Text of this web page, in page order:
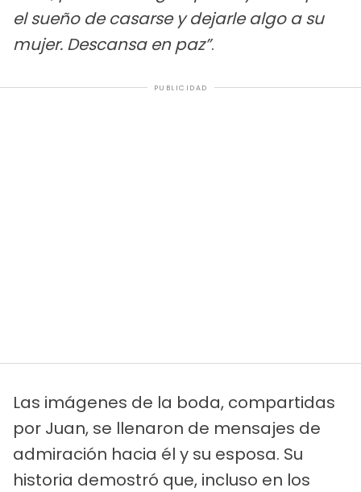
el sueño de casarse y dejarle algo a su
mujer. Descansa en paz”.
PUBLICIDAD
Las imágenes de la boda, compartidas
por Juan, se llenaron de mensajes de
admiración hacia él y su esposa. Su
historia demostró que, incluso en los